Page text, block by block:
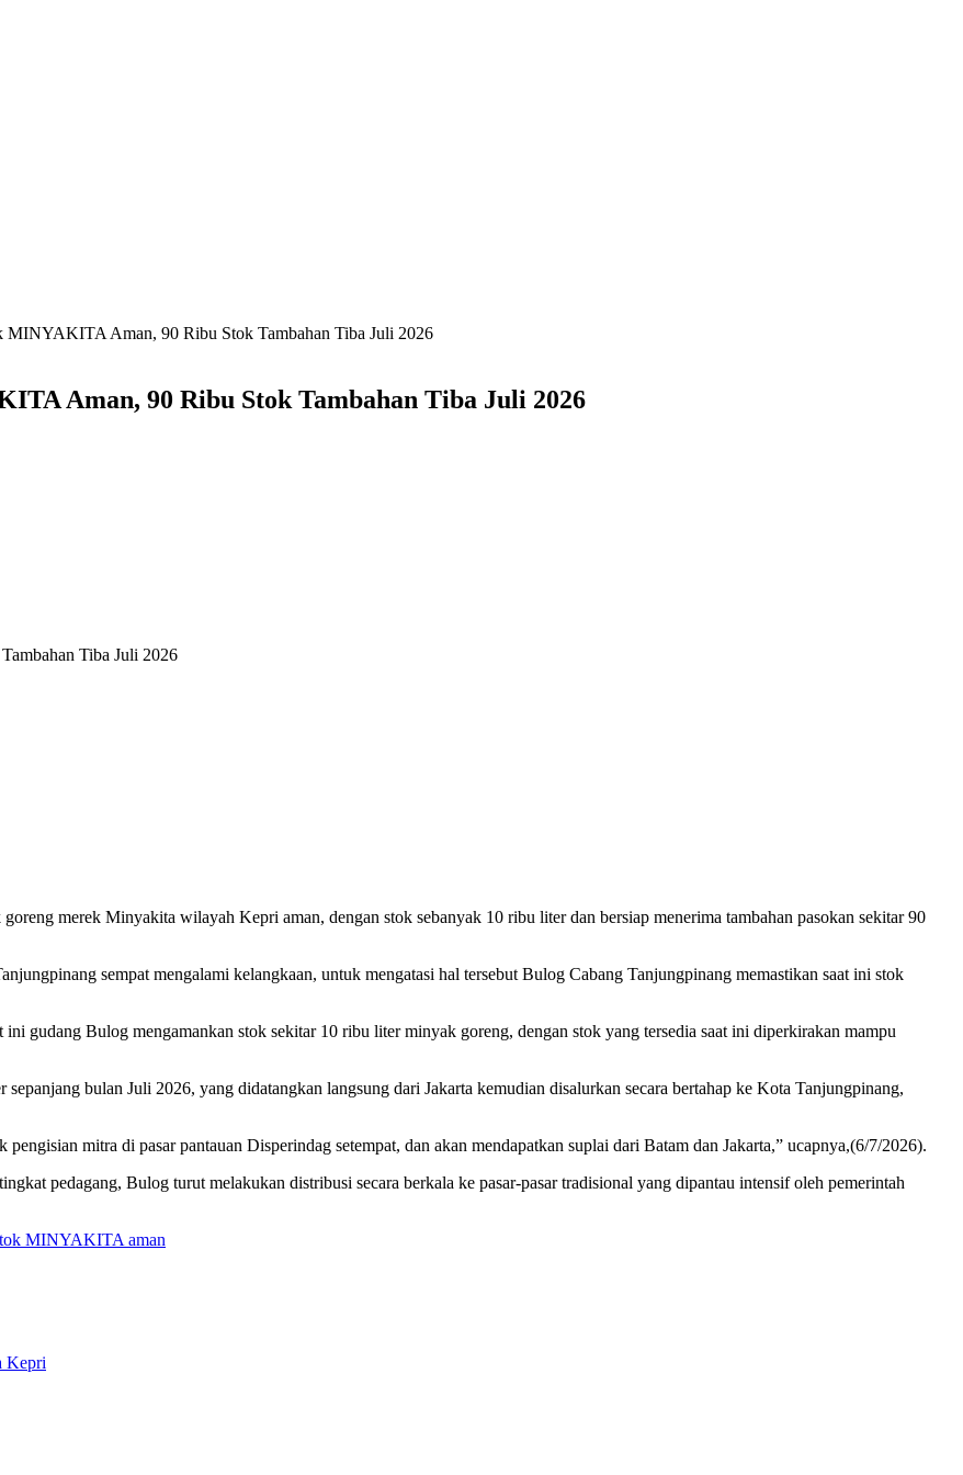
MINYAKITA Aman, 90 Ribu Stok Tambahan Tiba Juli 2026
Aman, 90 Ribu Stok Tambahan Tiba Juli 2026
Tiba Juli 2026
merek Minyakita wilayah Kepri aman, dengan stok sebanyak 10 ribu liter dan bersiap menerima tambahan pasokan sekitar 90
sempat mengalami kelangkaan, untuk mengatasi hal tersebut Bulog Cabang Tanjungpinang memastikan saat ini stok
gudang Bulog mengamankan stok sekitar 10 ribu liter minyak goreng, dengan stok yang tersedia saat ini diperkirakan mampu
bulan Juli 2026, yang didatangkan langsung dari Jakarta kemudian disalurkan secara bertahap ke Kota Tanjungpinang,
mitra di pasar pantauan Disperindag setempat, dan akan mendapatkan suplai dari Batam dan Jakarta,” ucapnya,(6/7/2026).
pedagang, Bulog turut melakukan distribusi secara berkala ke pasar-pasar tradisional yang dipantau intensif oleh pemerintah
MINYAKITA aman
Kepri